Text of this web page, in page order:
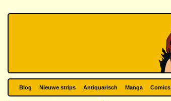
Blog Nieuwe strips Antiquarisch Manga Comics